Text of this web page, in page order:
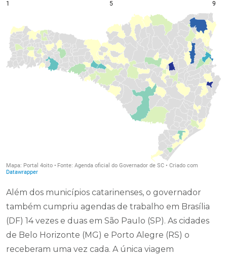
Além dos municípios catarinenses, o governador
também cumpriu agendas de trabalho em Brasília
(DF) 14 vezes e duas em São Paulo (SP). As cidades
de Belo Horizonte (MG) e Porto Alegre (RS) o
receberam uma vez cada. A única viagem